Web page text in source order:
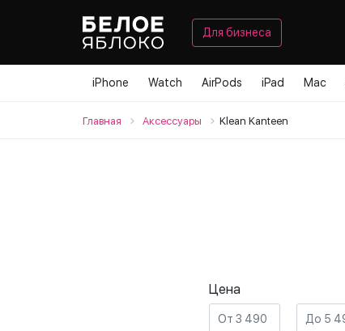
Для бизнеса
iPhone Watch AirPods iPad Mac
Главная Аксессуары Klean Kanteen
Цена